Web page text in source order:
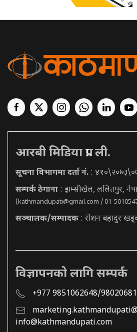
आरबी मिडिया प्रा. ली.
सूचना विभागमा दर्ता नं. :
सम्पर्क ठेगाना : झम्सीखेल, ललितपुर,
(kathmandupati@gmail.com / 01-
सञ्चालक/सम्पादक : रोशन बहादुर
विज्ञापनको लागि सम्पर्क
+977 9851062648/
info@kathmandupati.com